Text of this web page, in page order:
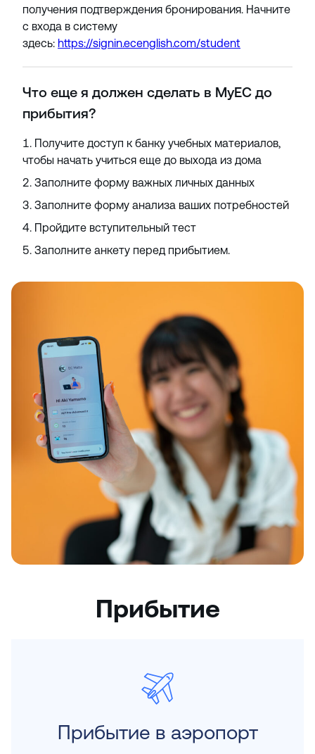
получения подтверждения бронирования. Начните
с входа в систему
здесь: https://signin.ecenglish.com/student
Что еще я должен сделать в MyEC до
прибытия?
Получите доступ к банку учебных материалов,
чтобы начать учиться еще до выхода из дома
Заполните форму важных личных данных
Заполните форму анализа ваших потребностей
Пройдите вступительный тест
Заполните анкету перед прибытием.
Прибытие
Прибытие в аэропорт